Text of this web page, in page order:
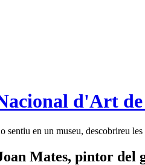
d'Art
sentiu en un museu, descobrireu
Mates, pintor del